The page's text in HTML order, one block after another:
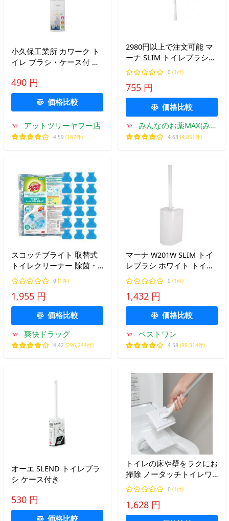
小久保工業所 カワーク ト
イレ ブラシ・ケース付 ホ
490 円
価格比較
アットツリーヤフー店
4.59 (147件)
2980円以上で注文可能 マ
ーナ SLIM トイレブラシ
リフィル ホワイト W203W
1個入 (1個)
0 (1件)
755 円
価格比較
みんなのお薬MAX(みん
なのお薬)
4.63 (4,851件)
スコッチブライト 取替式
トイレクリーナー 除菌・
防汚EX 取替用 T-557-18RF
EX ( 18個入 )/ スコッチブ
ライト(Scotch Brite)
0 (1件)
1,955 円
価格比較
爽快ドラッグ
4.42 (296,244件)
マーナ W201W SLIM トイ
レブラシ ホワイト トイレ
掃除 marna
0 (1件)
1,432 円
価格比較
ベストワン
4.58 (99,314件)
オーエ SLEND トイレブラ
シ ケース付き
530 円
価格比較
トイレの床や壁をラクにお
掃除 ノータッチトイレワ
イパー
0 (1件)
1,628 円